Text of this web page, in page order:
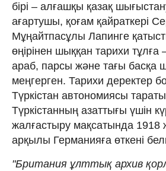
бірі – алғашқы қазақ
ағартушы, қоғам қайраткері
Мұңайтпасұлы Лапинге
өңірінен шыққан тарихи тұлға
араб, парсы және тағы басқа
меңгерген. Тарихи деректер
Түркістан автономиясы
Түркістанның азаттығы үшін
жалғастыру мақсатында 1918
арқылы Германияға өткені
"Британия ұлттық архив